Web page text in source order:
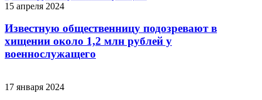
15 апреля 2024
Известную общественницу подозревают в
хищении около 1,2 млн рублей у
военнослужащего
17 января 2024